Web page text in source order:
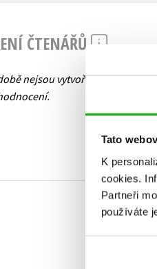
Tato
K
cookies.
Partneři
používáte
ČTENÁŘŮ
nejsou vytvořena žádná